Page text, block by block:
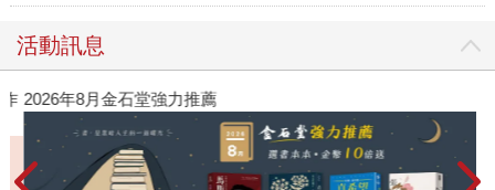
活動訊息
2026年8月金石堂強力推薦